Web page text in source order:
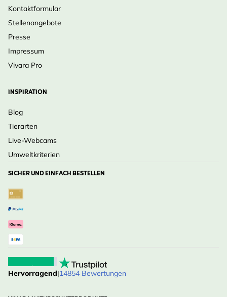
Kontaktformular
Stellenangebote
Presse
Impressum
Vivara Pro
INSPIRATION
Blog
Tierarten
Live-Webcams
Umweltkriterien
SICHER UND EINFACH BESTELLEN
Hervorragend|14854 Bewertungen